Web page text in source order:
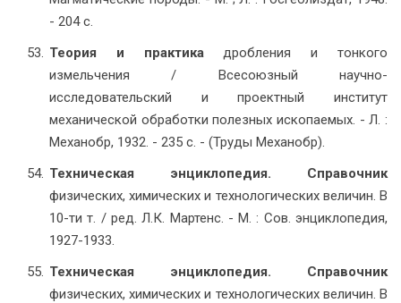
- 204 с.
Теория и практикадробления и тонкого
измельчения / Всесоюзный научно-
исследовательский и проектный институт
механической обработки полезных ископаемых. - Л. :
Механобр, 1932. - 235 с. - (Труды Механобр).
Техническая энциклопедия. Справочник
физических, химических и технологических величин. В
10-ти т. / ред. Л.К. Мартенс. - М. : Сов. энциклопедия,
1927-1933.
Техническая энциклопедия. Справочник
физических, химических и технологических величин. В